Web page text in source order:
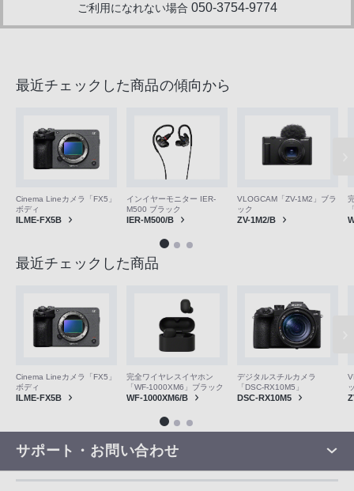
ご利用になれない場合 050-3754-9774
最近チェックした商品の傾向から
Cinema Lineカメラ「FX5」
ボディ
ILME-FX5B
インイヤーモニター IER-
M500 ブラック
IER-M500/B
VLOGCAM「ZV-1M2」ブラ
ック
ZV-1M2/B
最近チェックした商品
Cinema Lineカメラ「FX5」
ボディ
ILME-FX5B
完全ワイヤレスイヤホン
「WF-1000XM6」ブラック
WF-1000XM6/B
デジタルスチルカメラ
「DSC-RX10M5」
DSC-RX10M5
サポート・お問い合わせ